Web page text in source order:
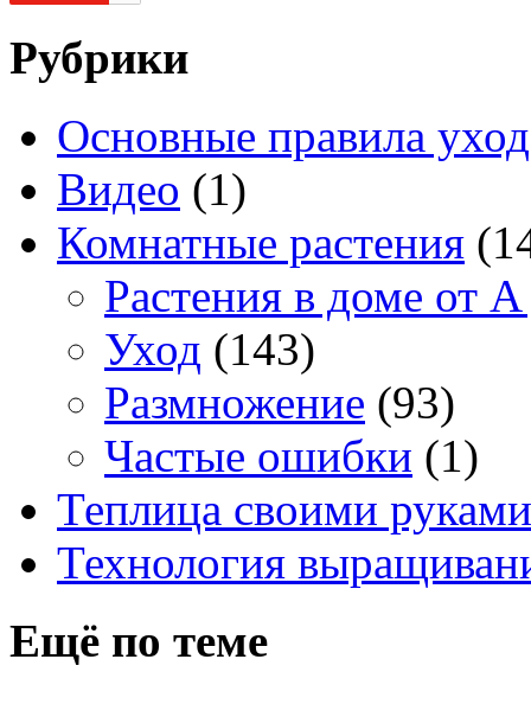
Рубрики
Основные правила
Видео (1)
Комнатные растения
Растения в доме от
Уход (143)
Размножение (93)
Частые ошибки (1)
Теплица своими руками
Технология
Ещё по теме